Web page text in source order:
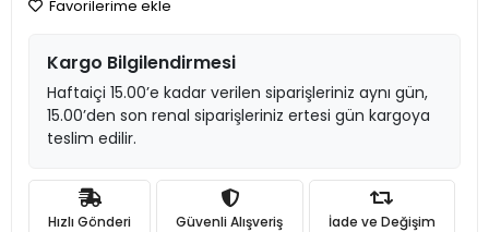
Favorilerime ekle
Kargo Bilgilendirmesi
Haftaiçi 15.00’e kadar verilen siparişleriniz aynı gün,
15.00’den son renal siparişleriniz ertesi gün kargoya
teslim edilir.
Hızlı Gönderi Güvenli Alışveriş İade ve Değişim